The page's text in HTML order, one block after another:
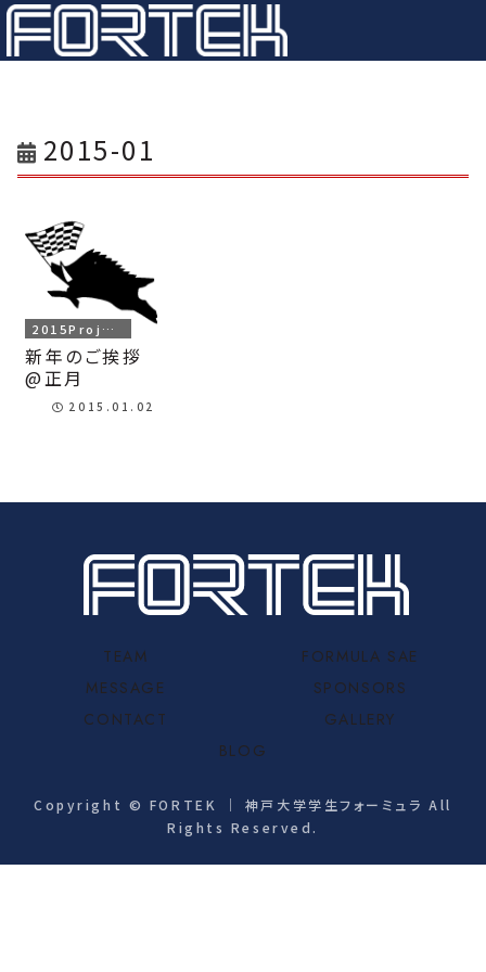
2015-01
2015Project
新年のご挨拶
@正月
2015.01.02
TEAM
FORMULA SAE
MESSAGE
SPONSORS
CONTACT
GALLERY
BLOG
Copyright © FORTEK ｜ 神戸大学学生フォーミュラ All
Rights Reserved.